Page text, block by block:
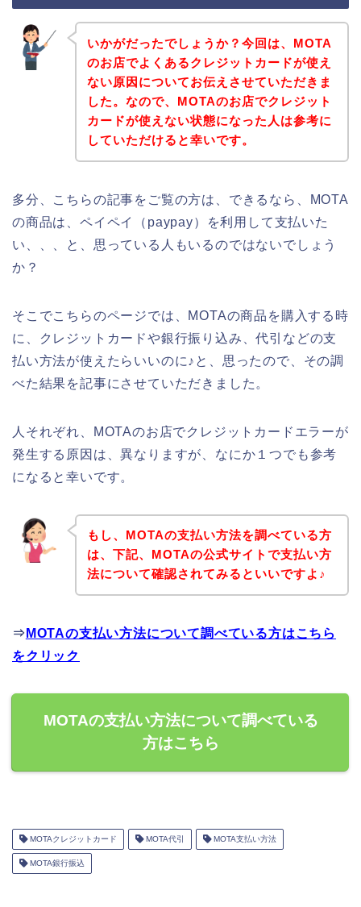
いかがだったでしょうか？今回は、MOTA
のお店でよくあるクレジットカードが使え
ない原因についてお伝えさせていただきま
した。なので、MOTAのお店でクレジット
カードが使えない状態になった人は参考に
していただけると幸いです。
多分、こちらの記事をご覧の方は、できるなら、MOTA
の商品は、ペイペイ（paypay）を利用して支払いた
い、、、と、思っている人もいるのではないでしょう
か？
そこでこちらのページでは、MOTAの商品を購入する時
に、クレジットカードや銀行振り込み、代引などの支
払い方法が使えたらいいのに♪と、思ったので、その調
べた結果を記事にさせていただきました。
人それぞれ、MOTAのお店でクレジットカードエラーが
発生する原因は、異なりますが、なにか１つでも参考
になると幸いです。
もし、MOTAの支払い方法を調べている方
は、下記、MOTAの公式サイトで支払い方
法について確認されてみるといいですよ♪
⇒ MOTAの支払い方法について調べている方はこちら
をクリック
MOTAの支払い方法について調べている
方はこちら
MOTAクレジットカード MOTA代引 MOTA支払い方法
MOTA銀行振込